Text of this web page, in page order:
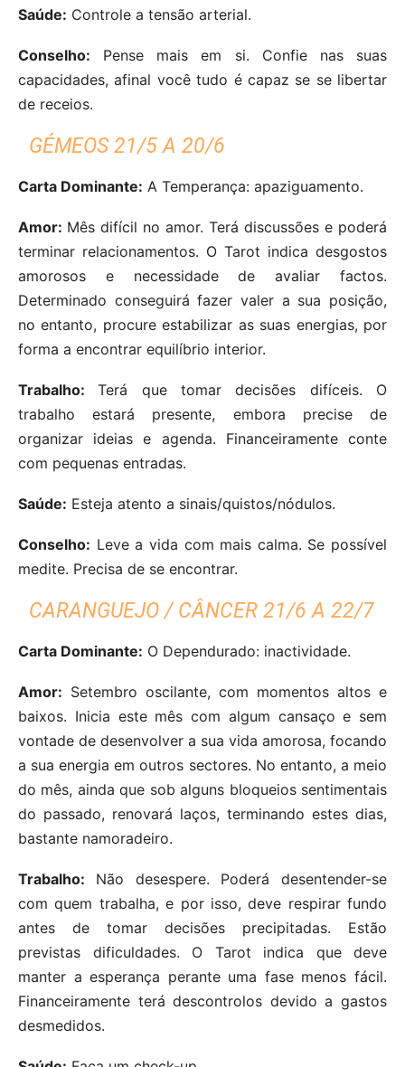
Saúde: Controle a tensão arterial.
Conselho: Pense mais em si. Confie nas suas
capacidades, afinal você tudo é capaz se se libertar
de receios.
GÉMEOS 21/5 A 20/6
Carta Dominante: A Temperança: apaziguamento.
Amor: Mês difícil no amor. Terá discussões e poderá
terminar relacionamentos. O Tarot indica desgostos
amorosos e necessidade de avaliar factos.
Determinado conseguirá fazer valer a sua posição,
no entanto, procure estabilizar as suas energias, por
forma a encontrar equilíbrio interior.
Trabalho:Terá que tomar decisões difíceis. O
trabalho estará presente, embora precise de
organizar ideias e agenda. Financeiramente conte
com pequenas entradas.
Saúde: Esteja atento a sinais/quistos/nódulos.
Conselho: Leve a vida com mais calma. Se possível
medite. Precisa de se encontrar.
CARANGUEJO / CÂNCER 21/6 A 22/7
Carta Dominante: O Dependurado: inactividade.
Amor: Setembro oscilante, com momentos altos e
baixos. Inicia este mês com algum cansaço e sem
vontade de desenvolver a sua vida amorosa, focando
a sua energia em outros sectores. No entanto, a meio
do mês, ainda que sob alguns bloqueios sentimentais
do passado, renovará laços, terminando estes dias,
bastante namoradeiro.
Trabalho: Não desespere. Poderá desentender-se
com quem trabalha, e por isso, deve respirar fundo
antes de tomar decisões precipitadas. Estão
previstas dificuldades. O Tarot indica que deve
manter a esperança perante uma fase menos fácil.
Financeiramente terá descontrolos devido a gastos
desmedidos.